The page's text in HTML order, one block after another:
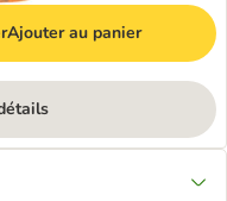
Ajouter au panier